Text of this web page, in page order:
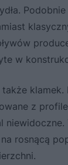
w
klamek.
z
rosnącą